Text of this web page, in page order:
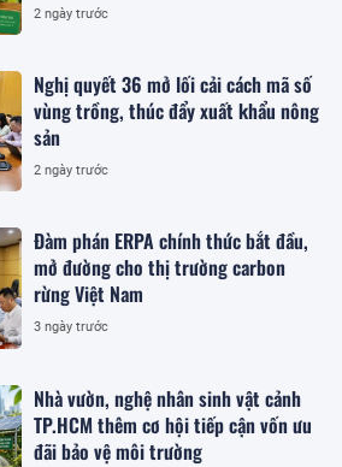
2 ngày trước
Nghị quyết 36 mở lối cải cách mã số
vùng trồng, thúc đẩy xuất khẩu nông
sản
2 ngày trước
Đàm phán ERPA chính thức bắt đầu,
mở đường cho thị trường carbon
rừng Việt Nam
3 ngày trước
Nhà vườn, nghệ nhân sinh vật cảnh
TP.HCM thêm cơ hội tiếp cận vốn ưu
đãi bảo vệ môi trường